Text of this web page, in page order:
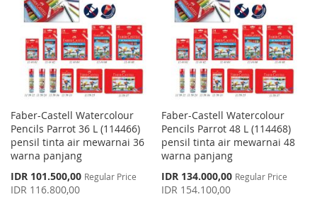
Faber-Castell Watercolour
Pencils Parrot 36 L (114466)
pensil tinta air mewarnai 36
warna panjang
Special
Price
IDR 101.500,00 Regular Price
IDR 116.800,00
Faber-Castell Watercolour
Pencils Parrot 48 L (114468)
pensil tinta air mewarnai 48
warna panjang
Special
Price
IDR 134.000,00 Regular Price
IDR 154.100,00